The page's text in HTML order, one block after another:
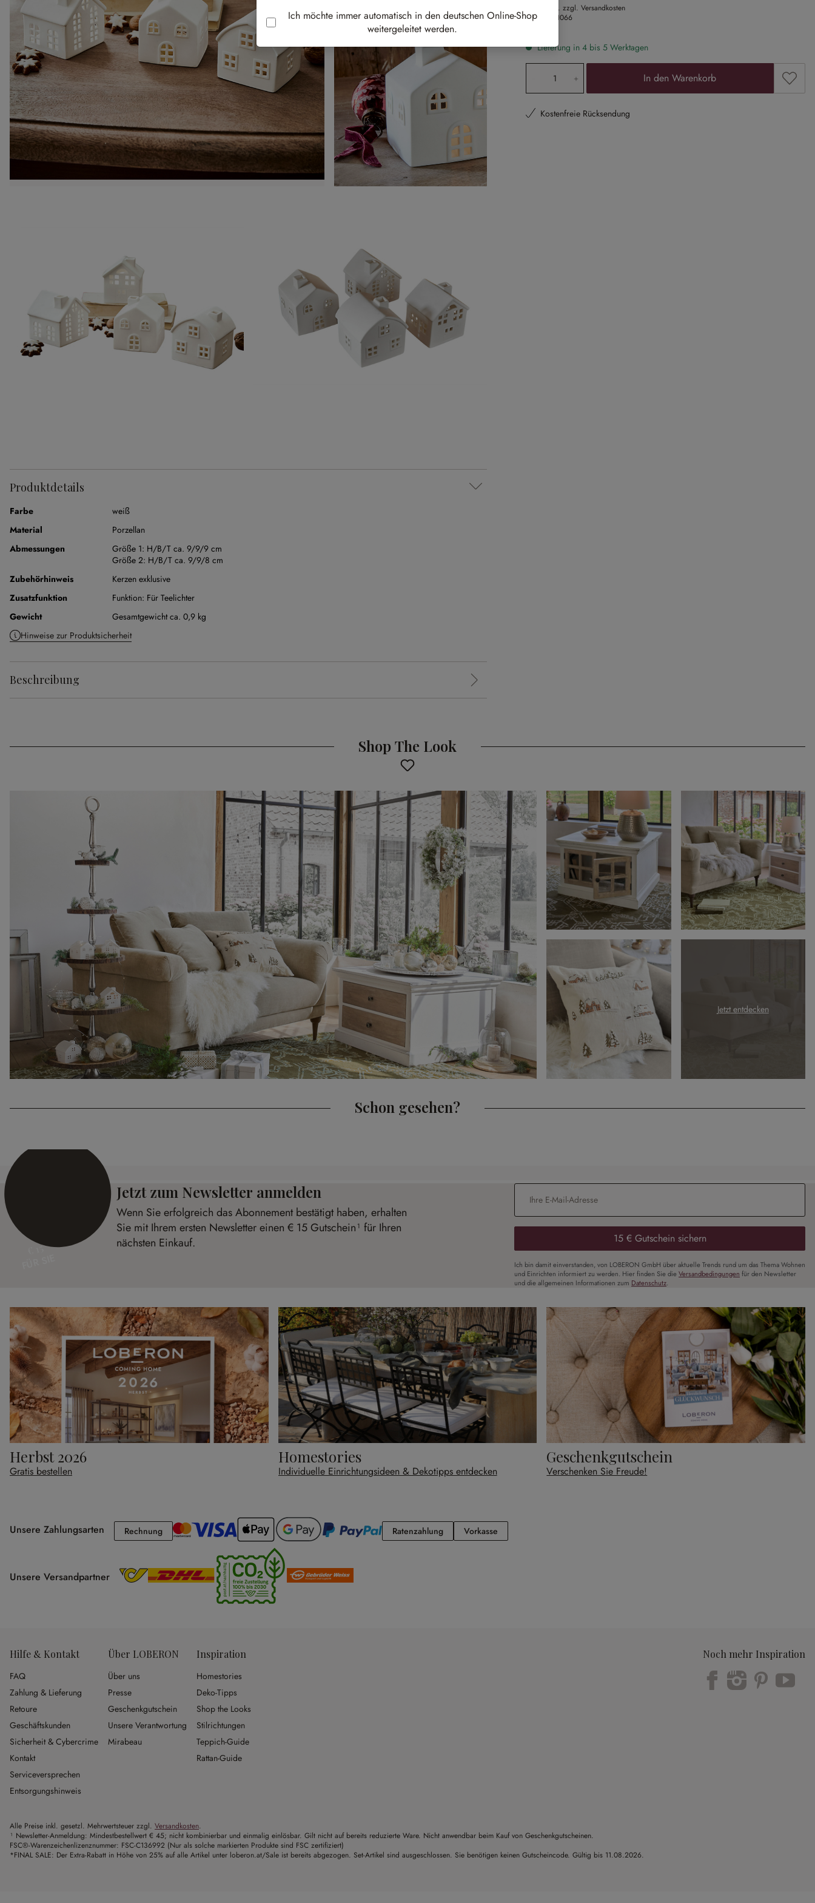
inkl. MwSt. zzgl. Versandkosten
Best-Nr.
21066
Lieferung in 4 bis 5 Werktagen
Produkt Anzahl: Gib den gewünschten
In den Warenkorb Zum
Kostenfreie Rücksendung
Produktdetails
Farbe
weiß
Material
Porzellan
Abmessungen
Größe 1: H/B/T ca. 9/9/9 cm
Größe 2: H/B/T ca. 9/9/8 cm
Zubehörhinweis
Kerzen exklusive
Zusatzfunktion
Funktion: Für Teelichter
Gewicht
Gesamtgewicht ca. 0,9 kg
Hinweise zur Produktsicherheit
Beschreibung
Shop The Look
Jetzt entdecken
Schon gesehen?
€ 15
Jetzt zum Newsletter anmelden
Wenn Sie erfolgreich das Abonnement bestätigt haben, erhalten
Sie mit Ihrem ersten Newsletter einen € 15 Gutschein¹ für Ihren
nächsten Einkauf.
E-Mail-Adresse
15 € Gutschein sichern
Ich bin damit einverstanden, von LOBERON GmbH über aktuelle Trends rund um das Thema Wohnen
und Einrichten informiert zu werden. Hier finden Sie die Versandbedingungen für den Newsletter
und die allgemeinen Informationen zum Datenschutz.
Herbst 2026
Gratis bestellen
Homestories
Individuelle Einrichtungsideen & Dekotipps entdecken
Geschenkgutschein
Verschenken Sie Freude!
Unsere Zahlungsarten RechnungRechnung RatenzahlungRatenzahlung
VorkasseVorkasse
Unsere Versandpartner
Hilfe & Kontakt
FAQ
Zahlung & Lieferung
Retoure
Geschäftskunden
Sicherheit & Cybercrime
Kontakt
Serviceversprechen
Entsorgungshinweis
Über LOBERON
Über uns
Presse
Geschenkgutschein
Unsere Verantwortung
Mirabeau
Inspiration
Homestories
Deko-Tipps
Shop the Looks
Stilrichtungen
Teppich-Guide
Rattan-Guide
Noch mehr Inspiration
Alle Preise inkl. gesetzl. Mehrwertsteuer zzgl. Versandkosten.
¹ Newsletter-Anmeldung: Mindestbestellwert € 45; nicht kombinierbar und einmalig einlösbar. Gilt nicht auf bereits reduzierte Ware. Nicht anwendbar beim Kauf von Geschenkgutscheinen.
FSC®-Warenzeichenlizenznummer: FSC-C136992 (Nur als solche markierten Produkte sind FSC zertifiziert)
*FINAL SALE: Der Extra-Rabatt in Höhe von 25% auf alle Artikel unter loberon.at/Sale ist bereits abgezogen. Set-Artikel sind ausgeschlossen. Sie benötigen keinen Gutscheincode. Gültig bis 11.08.2026.
Ich möchte immer automatisch in den deutschen Online-Shop
weitergeleitet werden.